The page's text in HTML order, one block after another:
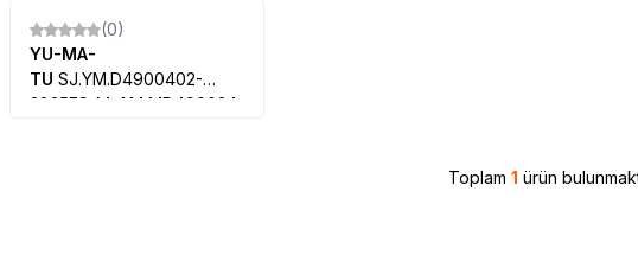
(0)
YU-MA-
TU SJ.YM.D4900402-
2835ES-M, 1.14.MD490034
Toplam 1 ürün